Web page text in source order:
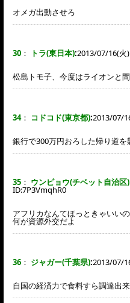
オメガ出動させろ
30 ： トラ(東日本):2013/07/16(火
松島トモ子、今度はライオンと
34： コドコド(東京都):2013/07/
銀行で300万円おろした帰り道
35 ： ウンピョウ(チベット自治区)
ID:7P3VmqhR0
アフリカなんてほっときゃいい
何が資源外交だよ
36 ： ジャガー(千葉県):2013/07/
自国の経済力で食料すら調達出